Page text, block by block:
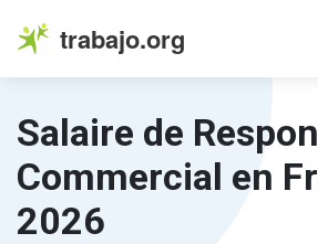
trabajo.org
Salaire de
Commercial en
2026